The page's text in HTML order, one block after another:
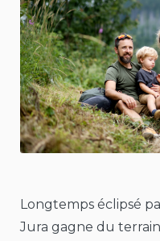
Longtemps éclipsé
Jura gagne du